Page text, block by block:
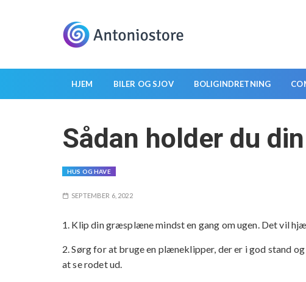
t
c
HJEM BILER OG SJOV BOLIGINDRETNING
Sådan holder du
HUS OG HAVE
SEPTEMBER 6, 2022
1. Klip din græsplæne mindst en gang om ugen. Det vil
2. Sørg for at bruge en plæneklipper, der er i god stand
at se rodet ud.